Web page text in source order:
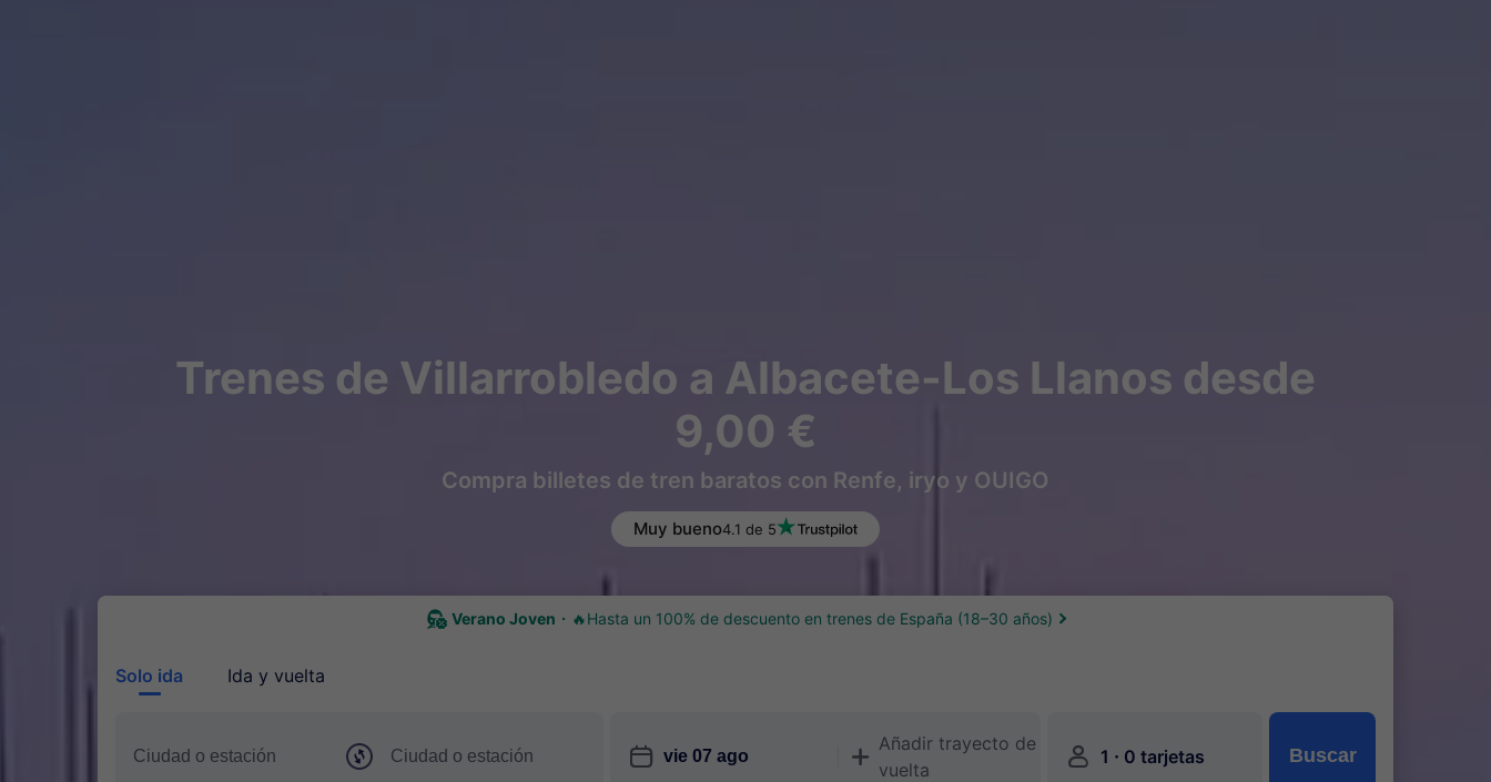
Trenes de Villarrobledo a Albacete-Los Llanos desde
9,00 €
Compra billetes de tren baratos con Renfe, iryo y OUIGO
Muy bueno4.1 de 5
Verano Joven 🔥Hasta un 100% de descuento en trenes de España (18–30 años)
Solo ida Ida y vuelta
󱎗 󱅇
Añadir trayecto de
vuelta
󱍂 1 · 0 tarjetas Buscar